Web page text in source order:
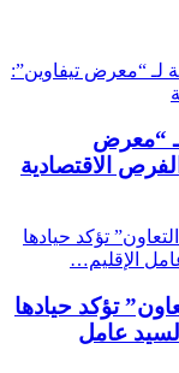
“معرض
الاقتصادية
تؤكد حيادها
عامل